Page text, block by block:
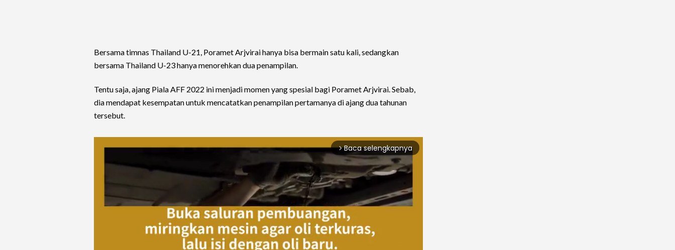
Bersama timnas Thailand U-21, Poramet Arjvirai hanya bisa bermain satu kali, sedangkan
bersama Thailand U-23 hanya menorehkan dua penampilan.
Tentu saja, ajang Piala AFF 2022 ini menjadi momen yang spesial bagi Poramet Arjvirai. Sebab,
dia mendapat kesempatan untuk mencatatkan penampilan pertamanya di ajang dua tahunan
tersebut.
arrow_forward_ios Baca selengkapnya